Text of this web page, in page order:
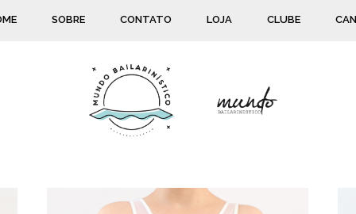
SOBRE CONTATO LOJA CLUBE